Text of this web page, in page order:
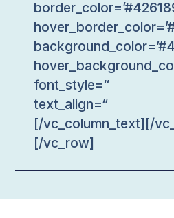
font_style=“
text_align=“
[/vc_column_text][/
[/vc_row]